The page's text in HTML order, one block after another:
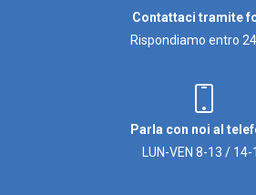
Contattaci tramite
Rispondiamo entro
Parla con noi al
LUN-VEN 8-13 / 14-